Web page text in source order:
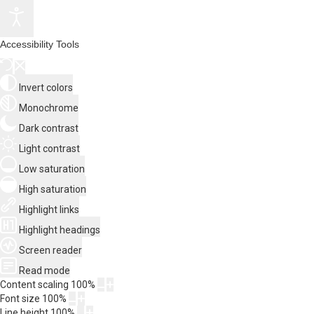
Accessibility Tools
Invert colors
Monochrome
Dark contrast
Light contrast
Low saturation
High saturation
Highlight links
Highlight headings
Screen reader
Read mode
Content scaling 100%
Font size 100%